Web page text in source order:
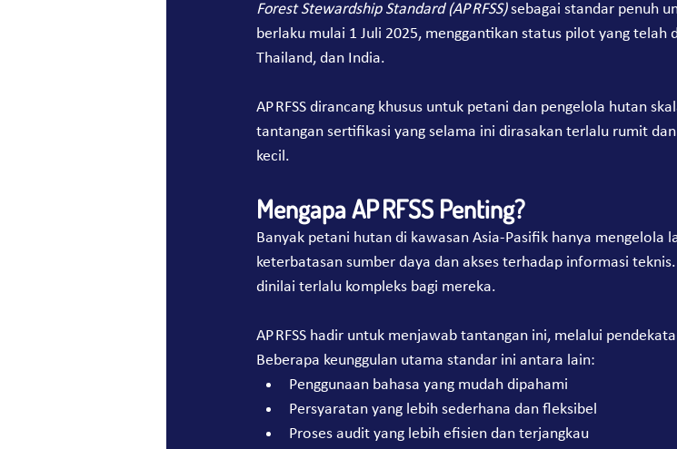
Forest Stewardship Standard (AP RFSS) sebagai standar penuh
berlaku mulai 1 Juli 2025, menggantikan status pilot yang telah
Thailand, dan India.
AP RFSS dirancang khusus untuk petani dan pengelola hutan
tantangan sertifikasi yang selama ini dirasakan terlalu rumit
kecil.
Mengapa AP RFSS Penting?
Banyak petani hutan di kawasan Asia-Pasifik hanya mengelola
keterbatasan sumber daya dan akses terhadap informasi
dinilai terlalu kompleks bagi mereka.
AP RFSS hadir untuk menjawab tantangan ini, melalui
Beberapa keunggulan utama standar ini antara lain:
Penggunaan bahasa yang mudah dipahami
Persyaratan yang lebih sederhana dan fleksibel
Proses audit yang lebih efisien dan terjangkau